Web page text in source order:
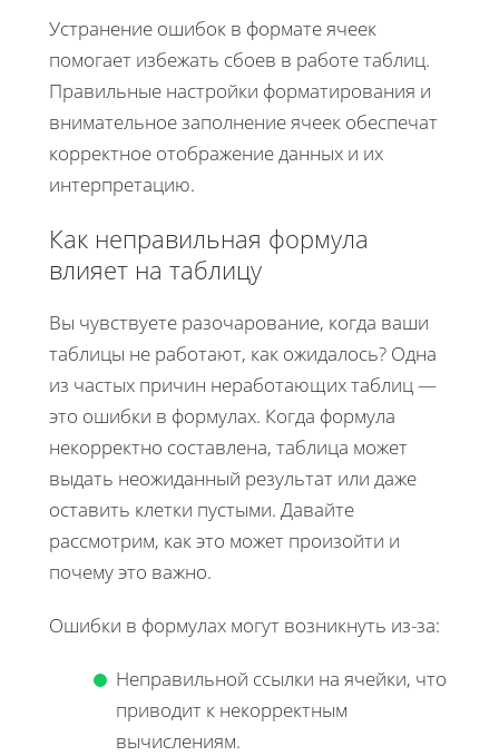
Устранение ошибок в формате ячеек
помогает избежать сбоев в работе таблиц.
Правильные настройки форматирования и
внимательное заполнение ячеек обеспечат
корректное отображение данных и их
интерпретацию.
Как неправильная формула
влияет на таблицу
Вы чувствуете разочарование, когда ваши
таблицы не работают, как ожидалось? Одна
из частых причин неработающих таблиц —
это ошибки в формулах. Когда формула
некорректно составлена, таблица может
выдать неожиданный результат или даже
оставить клетки пустыми. Давайте
рассмотрим, как это может произойти и
почему это важно.
Ошибки в формулах могут возникнуть из-за:
Неправильной ссылки на ячейки, что
приводит к некорректным
вычислениям.